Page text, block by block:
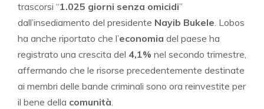
trascorsi “1.025 giorni senza omicidi”
dall’insediamento del presidente Nayib Bukele. Lobos
ha anche riportato che l’economia del paese ha
registrato una crescita del 4,1% nel secondo trimestre,
affermando che le risorse precedentemente destinate
ai membri delle bande criminali sono ora reinvestite per
il bene della comunità.